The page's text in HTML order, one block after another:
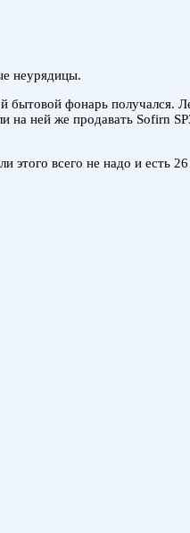
неурядицы.
бытовой фонарь получался.
на ней же продавать Sofirn
этого всего не надо и есть